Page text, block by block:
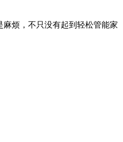
烦，不只没有起到轻松管能家